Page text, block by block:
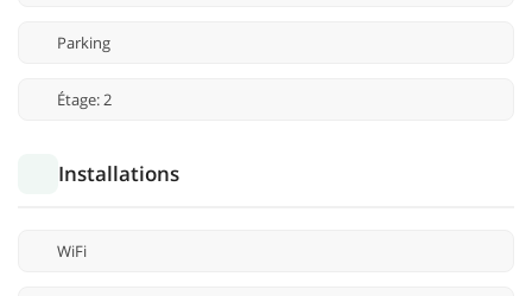
Parking
Étage: 2
Installations
WiFi